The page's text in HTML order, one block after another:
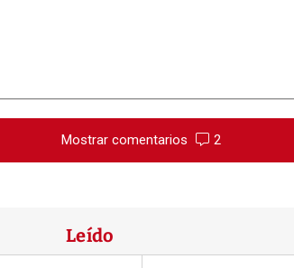
Mostrar comentarios 2
Leído